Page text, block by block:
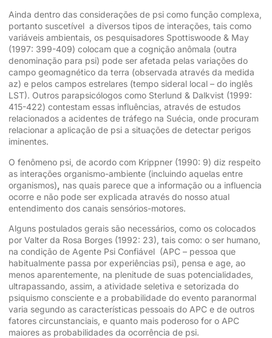
Ainda dentro das considerações de psi como função complexa,
portanto suscetível a diversos tipos de interações, tais como
variáveis ambientais, os pesquisadores Spottiswoode & May
(1997: 399-409) colocam que a cognição anômala (outra
denominação para psi) pode ser afetada pelas variações do
campo geomagnético da terra (observada através da medida
az) e pelos campos estrelares (tempo sideral local – do inglês
LST). Outros parapsicólogos como Sterlund & Dalkvist (1999:
415-422) contestam essas influências, através de estudos
relacionados a acidentes de tráfego na Suécia, onde procuram
relacionar a aplicação de psi a situações de detectar perigos
iminentes.
O fenômeno psi, de acordo com Krippner (1990: 9) diz respeito
as interações organismo-ambiente (incluindo aquelas entre
organismos), nas quais parece que a informação ou a influencia
ocorre e não pode ser explicada através do nosso atual
entendimento dos canais sensórios-motores.
Alguns postulados gerais são necessários, como os colocados
por Valter da Rosa Borges (1992: 23), tais como: o ser humano,
na condição de Agente Psi Confiável (APC – pessoa que
habitualmente passa por experiências psi), pensa e age, ao
menos aparentemente, na plenitude de suas potencialidades,
ultrapassando, assim, a atividade seletiva e setorizada do
psiquismo consciente e a probabilidade do evento paranormal
varia segundo as características pessoais do APC e de outros
fatores circunstanciais, e quanto mais poderoso for o APC
maiores as probabilidades da ocorrência de psi.